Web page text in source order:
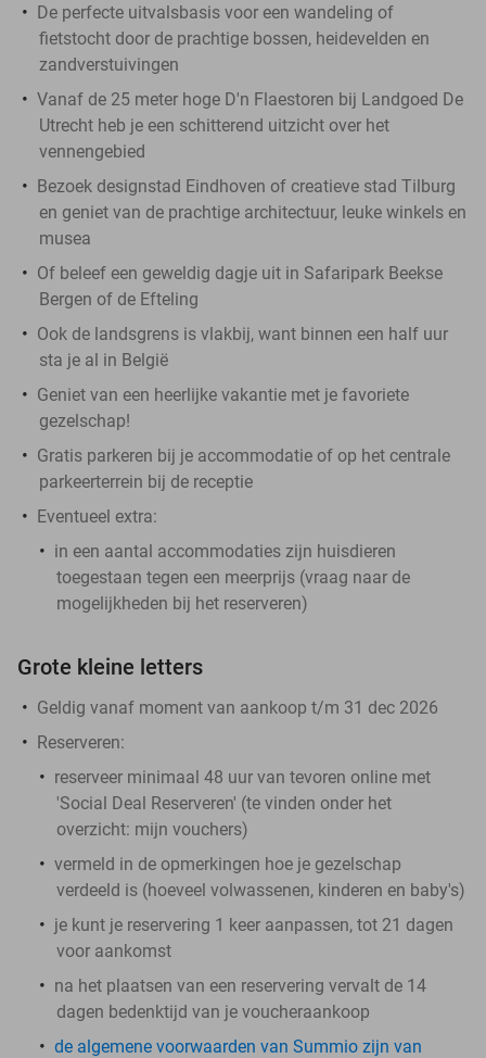
De perfecte uitvalsbasis voor een wandeling of
fietstocht door de prachtige bossen, heidevelden en
zandverstuivingen
Vanaf de 25 meter hoge D'n Flaestoren bij Landgoed De
Utrecht heb je een schitterend uitzicht over het
vennengebied
Bezoek designstad Eindhoven of creatieve stad Tilburg
en geniet van de prachtige architectuur, leuke winkels en
musea
Of beleef een geweldig dagje uit in Safaripark Beekse
Bergen of de Efteling
Ook de landsgrens is vlakbij, want binnen een half uur
sta je al in België
Geniet van een heerlijke vakantie met je favoriete
gezelschap!
Gratis parkeren bij je accommodatie of op het centrale
parkeerterrein bij de receptie
Eventueel extra:
in een aantal accommodaties zijn huisdieren
toegestaan tegen een meerprijs (vraag naar de
mogelijkheden bij het reserveren)
Grote kleine letters
Geldig vanaf moment van aankoop t/m 31 dec 2026
Reserveren:
reserveer minimaal 48 uur van tevoren online met
'Social Deal Reserveren' (te vinden onder het
overzicht: mijn vouchers)
vermeld in de opmerkingen hoe je gezelschap
verdeeld is (hoeveel volwassenen, kinderen en baby's)
je kunt je reservering 1 keer aanpassen, tot 21 dagen
voor aankomst
na het plaatsen van een reservering vervalt de 14
dagen bedenktijd van je voucheraankoop
de algemene voorwaarden van Summio zijn van